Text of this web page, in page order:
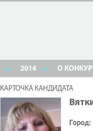
2014 О
КАРТОЧКА КАНДИДАТА
Город: